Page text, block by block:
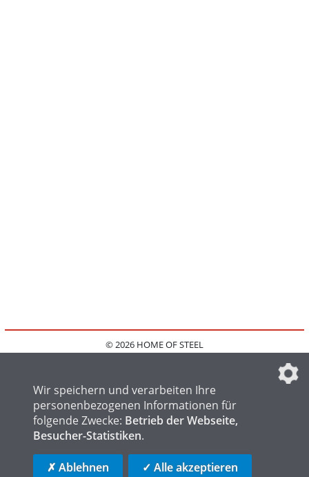
© 2026 HOME OF STEEL
IMPRESSUM
FAQ
DATENSCHUTZEINSTELLUNGEN
HOME OF LOGISTICS
Wir speichern und verarbeiten Ihre
personenbezogenen Informationen für
folgende Zwecke: Betrieb der Webseite,
Besucher-Statistiken.
✗ Ablehnen ✓ Alle akzeptieren